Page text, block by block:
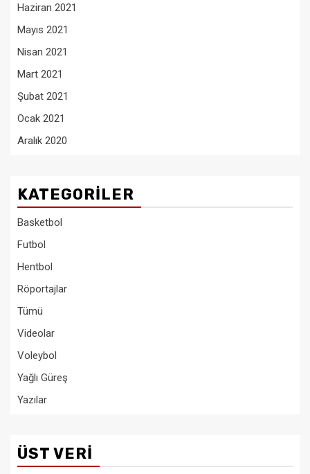
Haziran 2021
Mayıs 2021
Nisan 2021
Mart 2021
Şubat 2021
Ocak 2021
Aralık 2020
KATEGORILER
Basketbol
Futbol
Hentbol
Röportajlar
Tümü
Videolar
Voleybol
Yağlı Güreş
Yazılar
ÜST VERI